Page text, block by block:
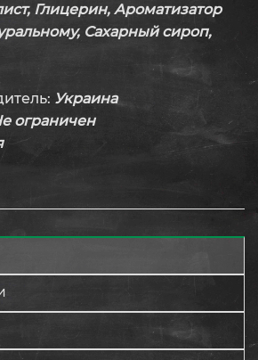
Глицерин, Ароматизатор
Сахарный сироп,
Украина
ограничен